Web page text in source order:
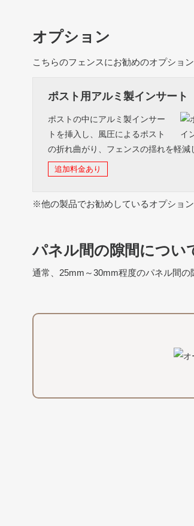
オプション
こちらのフェンスにお勧めのオプショ
ポスト用アルミ製インサート
ポストの中にアルミ製インサー
トを挿入し、風圧によるポスト
の折れ曲がり、フェンスの揺れを軽減
追加料金あり
※他の製品でお勧めしているオプショ
パネル間の隙間につい
通常、25mm～30mm程度のパネル間の